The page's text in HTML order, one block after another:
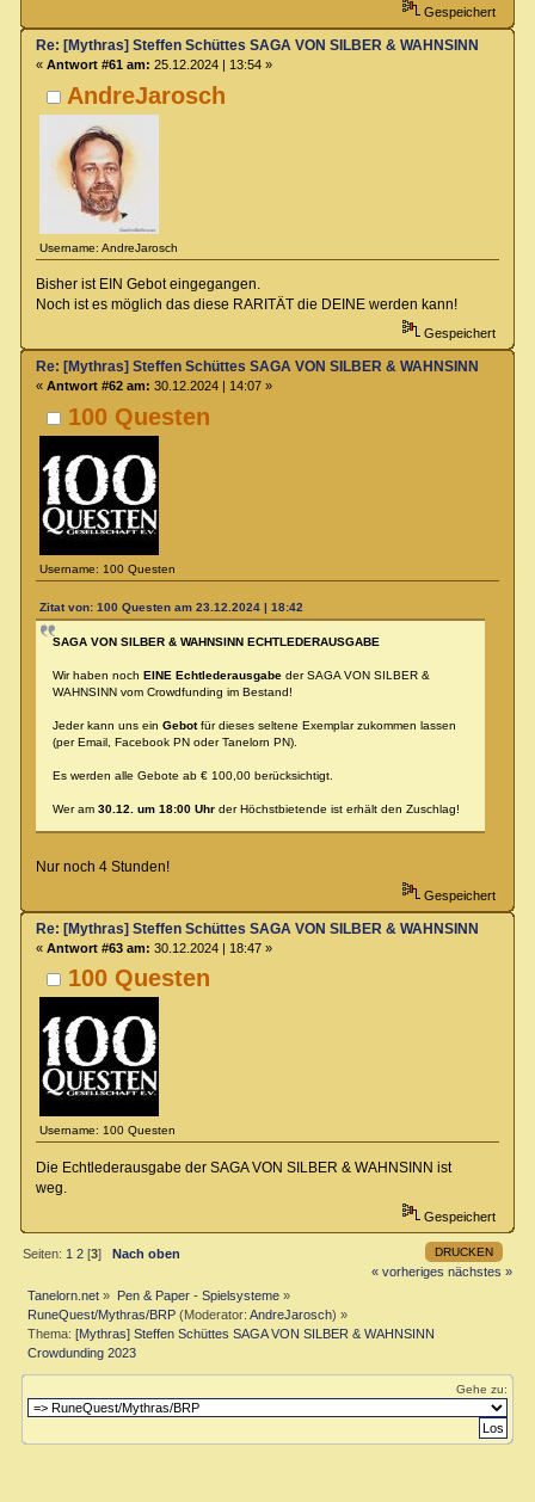
Gespeichert
AndreJarosch
Username: AndreJarosch
Re: [Mythras] Steffen Schüttes SAGA VON SILBER & WAHNSINN
« Antwort #61 am: 25.12.2024 | 13:54 »
Bisher ist EIN Gebot eingegangen.
Noch ist es möglich das diese RARITÄT die DEINE werden kann!
Gespeichert
100 Questen
Username: 100 Questen
Re: [Mythras] Steffen Schüttes SAGA VON SILBER & WAHNSINN
« Antwort #62 am: 30.12.2024 | 14:07 »
Zitat von: 100 Questen am 23.12.2024 | 18:42
SAGA VON SILBER & WAHNSINN ECHTLEDERAUSGABE
Wir haben noch EINE Echtlederausgabeder SAGA VON SILBER &
WAHNSINN vom Crowdfunding im Bestand!
Jeder kann uns ein Gebotfür dieses seltene Exemplar zukommen lassen
(per Email, Facebook PN oder Tanelorn PN).
Es werden alle Gebote ab € 100,00 berücksichtigt.
Wer am 30.12. um 18:00 Uhrder Höchstbietende ist erhält den Zuschlag!
Nur noch 4 Stunden!
Gespeichert
100 Questen
Username: 100 Questen
Re: [Mythras] Steffen Schüttes SAGA VON SILBER & WAHNSINN
« Antwort #63 am: 30.12.2024 | 18:47 »
Die Echtlederausgabe der SAGA VON SILBER & WAHNSINN ist
weg.
Gespeichert
DRUCKEN
Seiten: 1 2 [3]Nach oben
« vorheriges nächstes »
Tanelorn.net » Pen & Paper - Spielsysteme»
RuneQuest/Mythras/BRP (Moderator:AndreJarosch) »
Thema:[Mythras] Steffen Schüttes SAGA VON SILBER & WAHNSINN
Crowdunding 2023
Gehe zu: